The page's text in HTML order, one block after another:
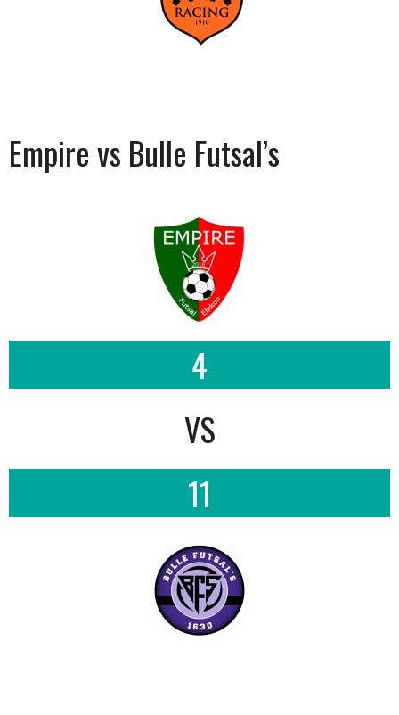
Empire vs Bulle Futsal’s
4
VS
11